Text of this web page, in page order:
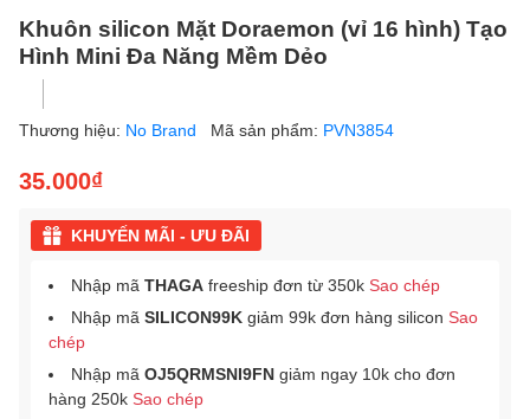
Khuôn silicon Mặt Doraemon (vỉ 16 hình) Tạo
Hình Mini Đa Năng Mềm Dẻo
Thương hiệu: No Brand Mã sản phẩm: PVN3854
35.000₫
KHUYẾN MÃI - ƯU ĐÃI
Nhập mã THAGA freeship đơn từ 350k Sao chép
Nhập mã SILICON99K giảm 99k đơn hàng silicon Sao
chép
Nhập mã OJ5QRMSNI9FN giảm ngay 10k cho đơn
hàng 250k Sao chép